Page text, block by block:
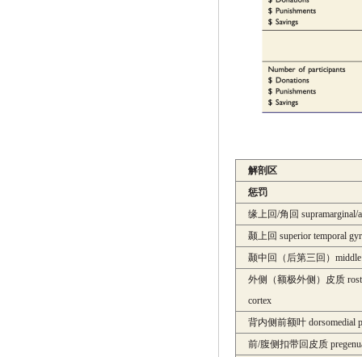
解剖区
惩罚
缘上回/角回 supramarginal/
颞上回 superior temporal
颞中回（后第三回）
外侧（额极外侧）皮质
cortex
背内侧前额叶 dorsomedial
前/腹侧扣带回皮质